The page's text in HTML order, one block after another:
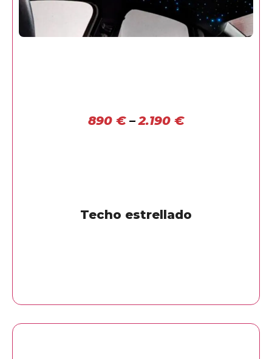
890 € – 2.190 €
Techo estrellado